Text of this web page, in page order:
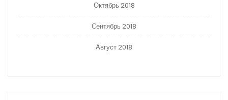
Октябрь 2018
Сентябрь 2018
Август 2018